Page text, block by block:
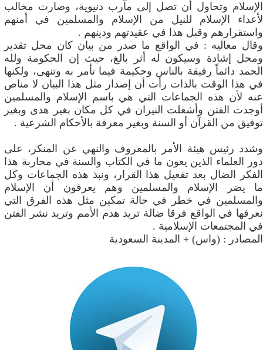
الإسلام وتحاول أن تصل إلى مآرب دنيوية، وصارت مخالب
لأعداء الإسلام للنيل من الإسلام والمسلمين في أمنهم
واستقرارهم وقبل هذا في عقيدتهم ودينهم .
وقال معاليه : في الواقع ما صدر من بيان كان محل تقدير
ومحل إشادة وسيكون له أثر بالغ، حيث إن الحكومة ولله
الحمد دائماً رفيقة بالناس وحكيمة فيما تأمر به وتنهى، ولكنها
في هذا الوقت بالذات رأت أن إصدار مثل هذا البيان لا مناص
عنه لأن هذه الجماعات التي هي باسم الإسلام والمسلمين
أوجدت الفتن وأشعلت النيران في كل مكان بغير هدى وبغير
توفيق من القرآن أو السنة وبغير معرفة بالأحكام الشرعية .
وشدد رئيس هيئة الأمر بالمعروف والنهي عن المنكر، على
دور العلماء الذين يعون ما في الكتاب والسنة في محاربة هذا
الفكر الضال بعد تفعيل هذا القرار، ونبذ هذه الجماعات وكل
ما يضر الإسلام والمسلمين وهم يعرفون أن الإسلام
والمسلمين في خطر في حالة تمكين مثل هذه الفرق التي
نعرفها في الواقع فرقا ضالة تريد هدم الأمم وتريد نشر الفتن
في المجتمعات الإسلامية .
المصادر : (واس) + المدينة السعودية